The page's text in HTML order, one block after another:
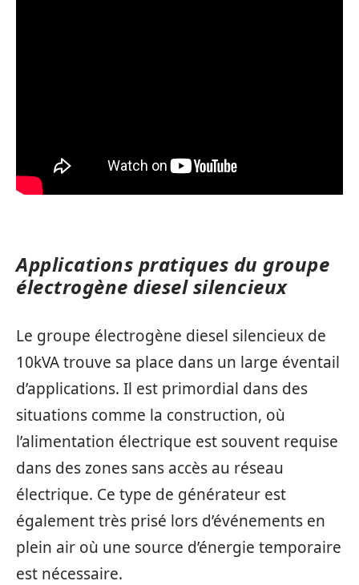
Applications pratiques du groupe
électrogène diesel silencieux
Le groupe électrogène diesel silencieux de
10kVA trouve sa place dans un large éventail
d’applications. Il est primordial dans des
situations comme la construction, où
l’alimentation électrique est souvent requise
dans des zones sans accès au réseau
électrique. Ce type de générateur est
également très prisé lors d’événements en
plein air où une source d’énergie temporaire
est nécessaire.